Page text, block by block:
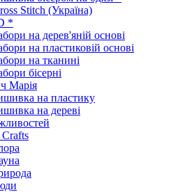
Stitch (Україна)
*
на дерев'яній основі
на пластиковій основі
на тканині
бісерні
Марія
на пластику
на дереві